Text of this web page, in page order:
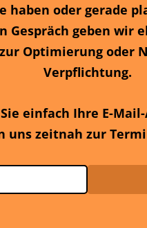
haben oder gerade
Gespräch geben wir
Optimierung oder
Verpflichtung.
einfach Ihre E-
uns zeitnah zur